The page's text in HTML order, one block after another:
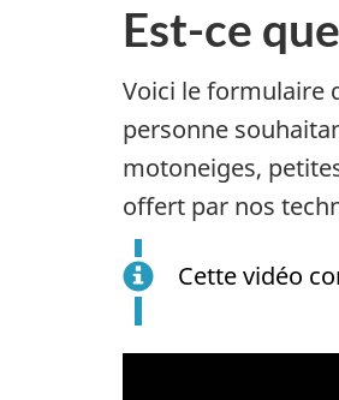
Est-ce
Voici le formulaire
personne
motoneiges,
offert par nos
Cette vidéo